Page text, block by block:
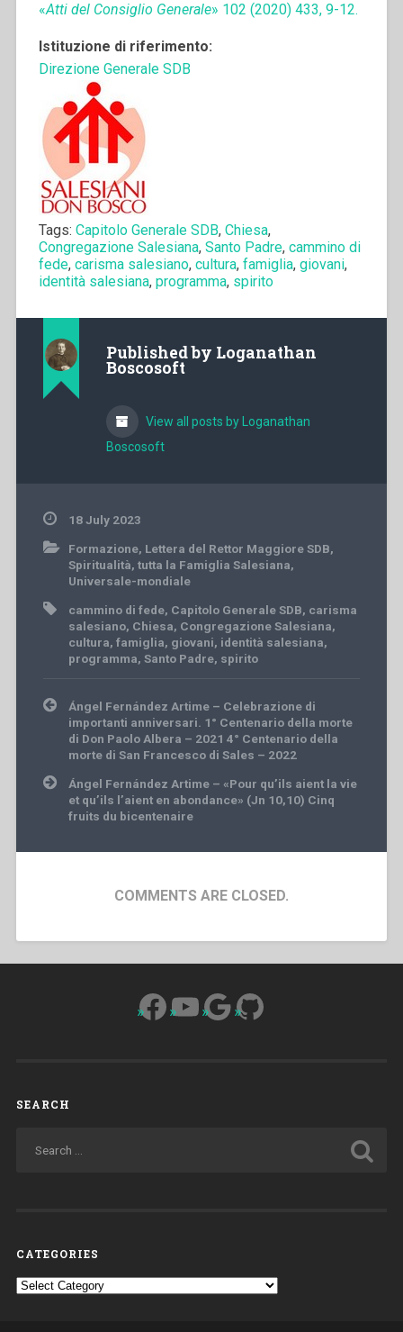
«Atti del Consiglio Generale» 102 (2020) 433, 9-12.
Istituzione di riferimento:
Direzione Generale SDB
Tags: Capitolo Generale SDB, Chiesa,
Congregazione Salesiana, Santo Padre, cammino di
fede, carisma salesiano, cultura, famiglia, giovani,
identità salesiana, programma, spirito
Published by Loganathan
Boscosoft
View all posts by Loganathan
Boscosoft
18 July 2023
Formazione, Lettera del Rettor Maggiore SDB,
Spiritualità, tutta la Famiglia Salesiana,
Universale-mondiale
cammino di fede, Capitolo Generale SDB, carisma
salesiano, Chiesa, Congregazione Salesiana,
cultura, famiglia, giovani, identità salesiana,
programma, Santo Padre, spirito
Post
navigation
Ángel Fernández Artime – Celebrazione di
importanti anniversari. 1° Centenario della morte
di Don Paolo Albera – 2021 4° Centenario della
morte di San Francesco di Sales – 2022
Ángel Fernández Artime – «Pour qu’ils aient la vie
et qu’ils l’aient en abondance» (Jn 10,10) Cinq
fruits du bicentenaire
COMMENTS ARE CLOSED.
Facebook
YouTube
Google
GitHub
SEARCH
CATEGORIES
Categories